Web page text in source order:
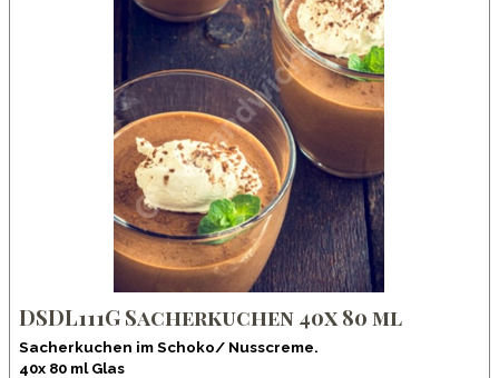
DSDL111G Sacherkuchen 40x 80 ml
Sacherkuchen im Schoko/ Nusscreme.
40x 80 ml Glas